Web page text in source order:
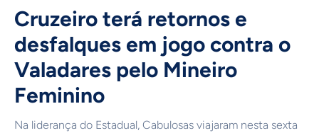
Cruzeiro terá retornos e
desfalques em jogo contra o
Valadares pelo Mineiro
Feminino
Na liderança do Estadual, Cabulosas viajaram nesta sexta